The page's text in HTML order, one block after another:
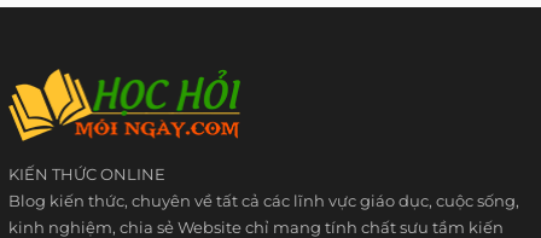
KIẾN THỨC ONLINE
Blog kiến thức, chuyên về tất cả các lĩnh vực giáo dục, cuộc sống,
kinh nghiệm, chia sẻ Website chỉ mang tính chất sưu tầm kiến